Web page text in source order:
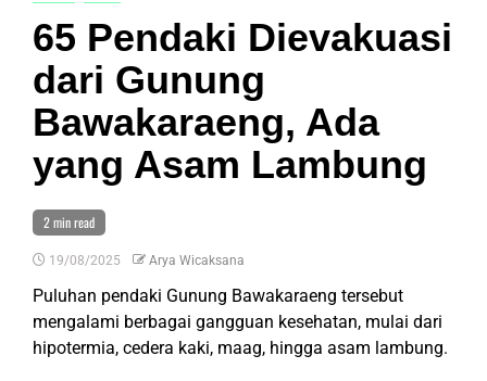
65 Pendaki Dievakuasi
dari Gunung
Bawakaraeng, Ada
yang Asam Lambung
2 min read
19/08/2025 Arya Wicaksana
Puluhan pendaki Gunung Bawakaraeng tersebut
mengalami berbagai gangguan kesehatan, mulai dari
hipotermia, cedera kaki, maag, hingga asam lambung.